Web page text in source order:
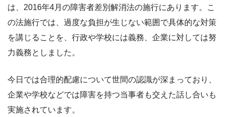
は、2016年4月の障害者差別解消法の施行にあります。こ
の法施行では、過度な負担が生じない範囲で具体的な対策
を講じることを、行政や学校には義務、企業に対しては努
力義務としました。
今日では合理的配慮について世間の認識が深まっており、
企業や学校などでは障害を持つ当事者も交えた話し合いも
実施されています。